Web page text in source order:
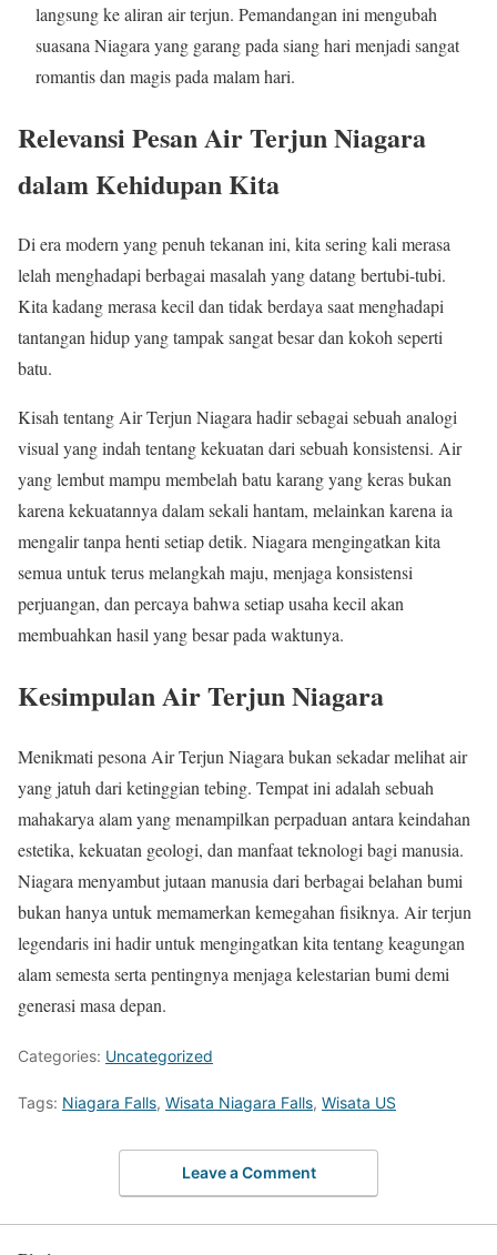
langsung ke aliran air terjun. Pemandangan ini mengubah
suasana Niagara yang garang pada siang hari menjadi sangat
romantis dan magis pada malam hari.
Relevansi Pesan Air Terjun Niagara
dalam Kehidupan Kita
Di era modern yang penuh tekanan ini, kita sering kali merasa
lelah menghadapi berbagai masalah yang datang bertubi-tubi.
Kita kadang merasa kecil dan tidak berdaya saat menghadapi
tantangan hidup yang tampak sangat besar dan kokoh seperti
batu.
Kisah tentang Air Terjun Niagara hadir sebagai sebuah analogi
visual yang indah tentang kekuatan dari sebuah konsistensi. Air
yang lembut mampu membelah batu karang yang keras bukan
karena kekuatannya dalam sekali hantam, melainkan karena ia
mengalir tanpa henti setiap detik. Niagara mengingatkan kita
semua untuk terus melangkah maju, menjaga konsistensi
perjuangan, dan percaya bahwa setiap usaha kecil akan
membuahkan hasil yang besar pada waktunya.
Kesimpulan Air Terjun Niagara
Menikmati pesona Air Terjun Niagara bukan sekadar melihat air
yang jatuh dari ketinggian tebing. Tempat ini adalah sebuah
mahakarya alam yang menampilkan perpaduan antara keindahan
estetika, kekuatan geologi, dan manfaat teknologi bagi manusia.
Niagara menyambut jutaan manusia dari berbagai belahan bumi
bukan hanya untuk memamerkan kemegahan fisiknya. Air terjun
legendaris ini hadir untuk mengingatkan kita tentang keagungan
alam semesta serta pentingnya menjaga kelestarian bumi demi
generasi masa depan.
Categories: Uncategorized
Tags: Niagara Falls, Wisata Niagara Falls, Wisata US
Leave a Comment